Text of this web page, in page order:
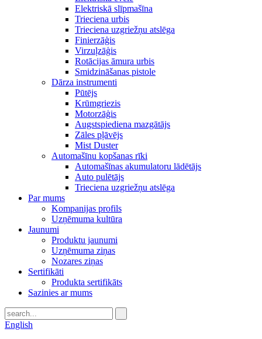
Elektriskā slīpmašīna
Trieciena urbis
Trieciena uzgriežņu atslēga
Finierzāģis
Virzuļzāģis
Rotācijas āmura urbis
Smidzināšanas pistole
Dārza instrumenti
Pūtējs
Krūmgriezis
Motorzāģis
Augstspiediena mazgātājs
Zāles pļāvējs
Mist Duster
Automašīnu kopšanas rīki
Automašīnas akumulatoru lādētājs
Auto pulētājs
Trieciena uzgriežņu atslēga
Par mums
Kompanijas profils
Uzņēmuma kultūra
Jaunumi
Produktu jaunumi
Uzņēmuma ziņas
Nozares ziņas
Sertifikāti
Produkta sertifikāts
Sazinies ar mums
English